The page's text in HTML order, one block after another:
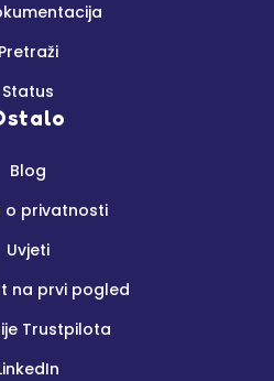
Pretraži
Status
Blog
o privatnosti
Uvjeti
na prvi pogled
Trustpilota